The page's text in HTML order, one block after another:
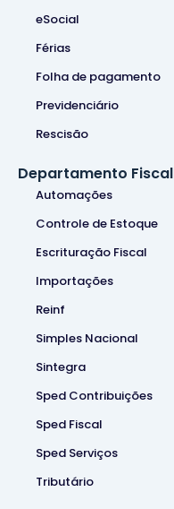
eSocial
Férias
Folha de pagamento
Previdenciário
Rescisão
Departamento Fiscal
Automações
Controle de Estoque
Escrituração Fiscal
Importações
Reinf
Simples Nacional
Sintegra
Sped Contribuições
Sped Fiscal
Sped Serviços
Tributário